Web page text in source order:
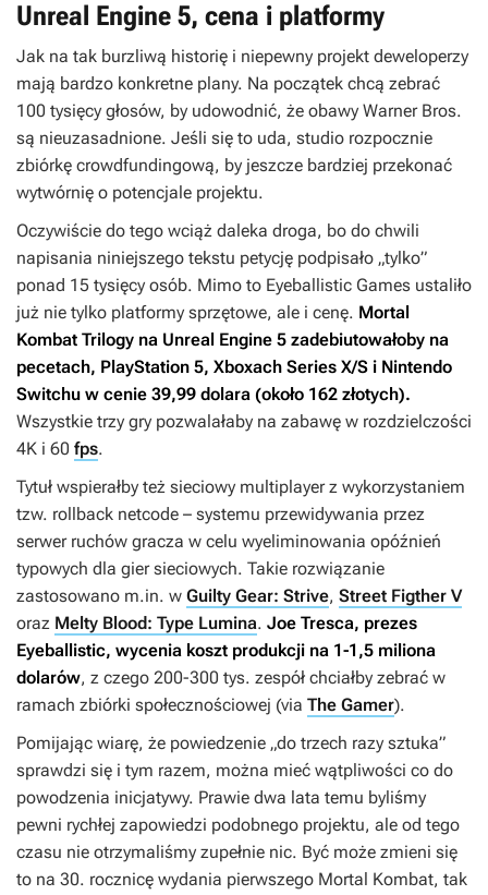
Unreal Engine 5, cena i platformy
Jak na tak burzliwą historię i niepewny projekt deweloperzy
mają bardzo konkretne plany. Na początek chcą zebrać
100 tysięcy głosów, by udowodnić, że obawy Warner Bros.
są nieuzasadnione. Jeśli się to uda, studio rozpocznie
zbiórkę crowdfundingową, by jeszcze bardziej przekonać
wytwórnię o potencjale projektu.
Oczywiście do tego wciąż daleka droga, bo do chwili
napisania niniejszego tekstu petycję podpisało „tylko”
ponad 15 tysięcy osób. Mimo to Eyeballistic Games ustaliło
już nie tylko platformy sprzętowe, ale i cenę. Mortal
Kombat Trilogy na Unreal Engine 5 zadebiutowałoby na
pecetach, PlayStation 5, Xboxach Series X/S i Nintendo
Switchu w cenie 39,99 dolara (około 162 złotych).
Wszystkie trzy gry pozwalałaby na zabawę w rozdzielczości
4K i 60 fps.
Tytuł wspierałby też sieciowy multiplayer z wykorzystaniem
tzw. rollback netcode – systemu przewidywania przez
serwer ruchów gracza w celu wyeliminowania opóźnień
typowych dla gier sieciowych. Takie rozwiązanie
zastosowano m.in. w Guilty Gear: Strive, Street Figther V
oraz Melty Blood: Type Lumina. Joe Tresca, prezes
Eyeballistic, wycenia koszt produkcji na 1-1,5 miliona
dolarów, z czego 200-300 tys. zespół chciałby zebrać w
ramach zbiórki społecznościowej (via The Gamer).
Pomijając wiarę, że powiedzenie „do trzech razy sztuka”
sprawdzi się i tym razem, można mieć wątpliwości co do
powodzenia inicjatywy. Prawie dwa lata temu byliśmy
pewni rychłej zapowiedzi podobnego projektu, ale od tego
czasu nie otrzymaliśmy zupełnie nic. Być może zmieni się
to na 30. rocznicę wydania pierwszego Mortal Kombat, tak